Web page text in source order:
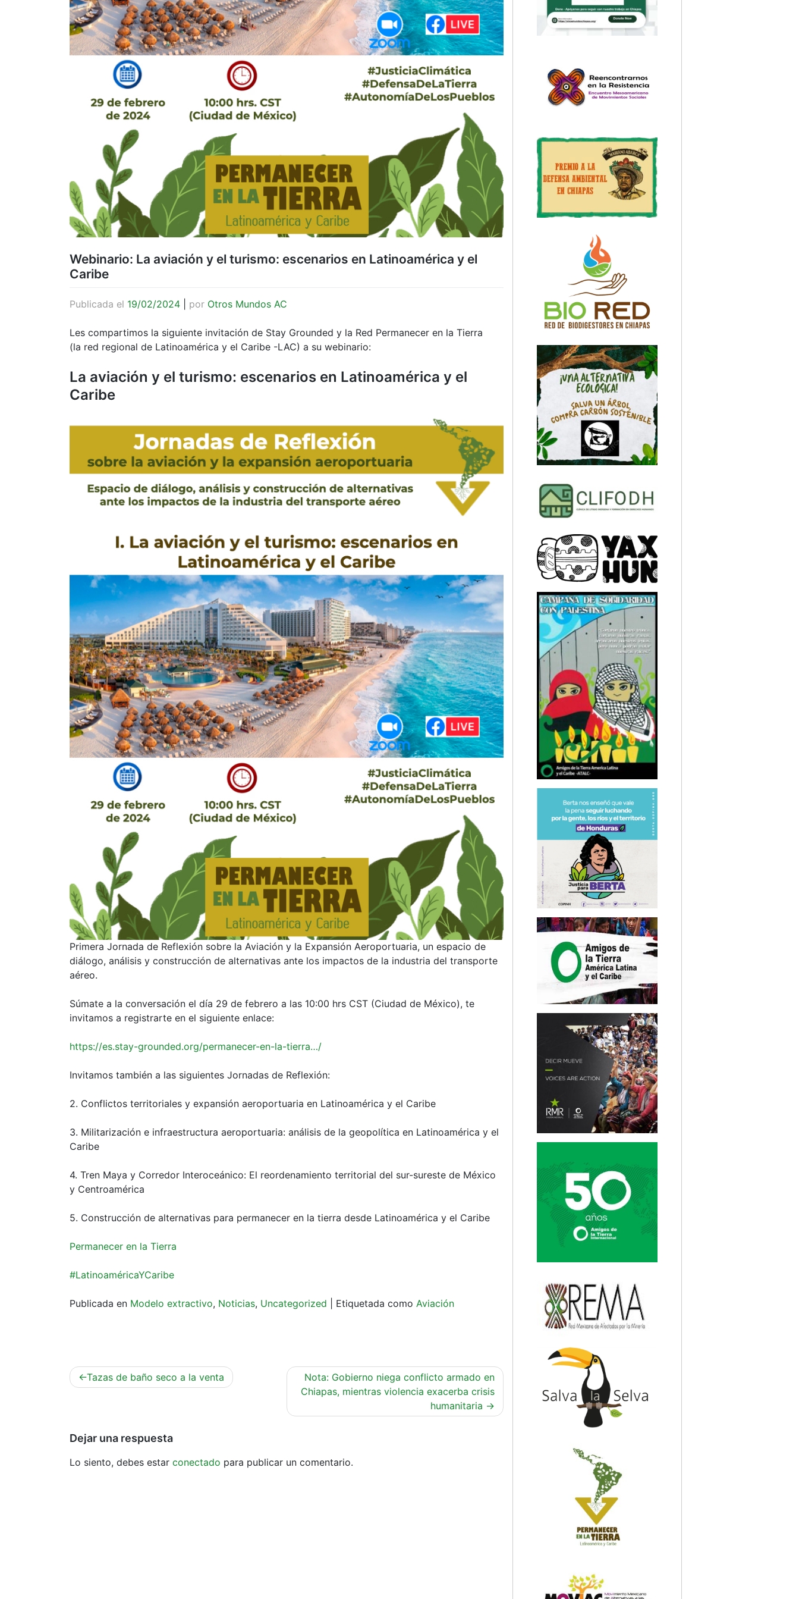
Webinario: La aviación y el turismo: escenarios en Latinoamérica y el
Caribe
Publicada el 19/02/2024 por Otros Mundos AC
Les compartimos la siguiente invitación de Stay Grounded y la Red Permanecer en la Tierra
(la red regional de Latinoamérica y el Caribe -LAC) a su webinario:
La aviación y el turismo: escenarios en Latinoamérica y el
Caribe
Primera Jornada de Reflexión sobre la Aviación y la Expansión Aeroportuaria, un espacio de
diálogo, análisis y construcción de alternativas ante los impactos de la industria del transporte
aéreo.
Súmate a la conversación el día 29 de febrero a las 10:00 hrs CST (Ciudad de México), te
invitamos a registrarte en el siguiente enlace:
https://es.stay-grounded.org/permanecer-en-la-tierra…/
Invitamos también a las siguientes Jornadas de Reflexión:
2. Conflictos territoriales y expansión aeroportuaria en Latinoamérica y el Caribe
3. Militarización e infraestructura aeroportuaria: análisis de la geopolítica en Latinoamérica y el
Caribe
4. Tren Maya y Corredor Interoceánico: El reordenamiento territorial del sur-sureste de México
y Centroamérica
5. Construcción de alternativas para permanecer en la tierra desde Latinoamérica y el Caribe
Permanecer en la Tierra
#LatinoaméricaYCaribe
Publicada en Modelo extractivo, Noticias, Uncategorized Etiquetada como Aviación
Navegación
de
Tazas de baño seco a la venta
Nota: Gobierno niega conflicto armado en
Chiapas, mientras violencia exacerba crisis
humanitaria
Dejar una respuesta
Lo siento, debes estar conectado para publicar un comentario.